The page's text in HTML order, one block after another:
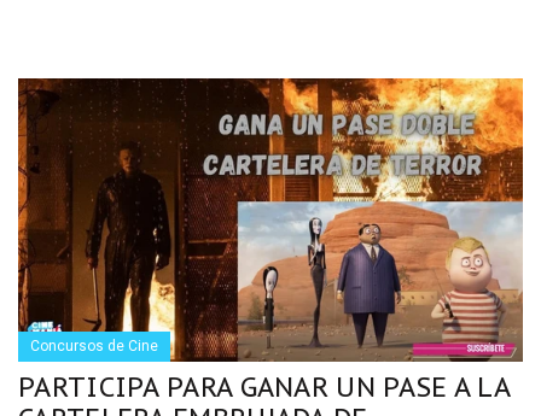
Concursos de Cine
PARTICIPA PARA GANAR UN PASE A LA